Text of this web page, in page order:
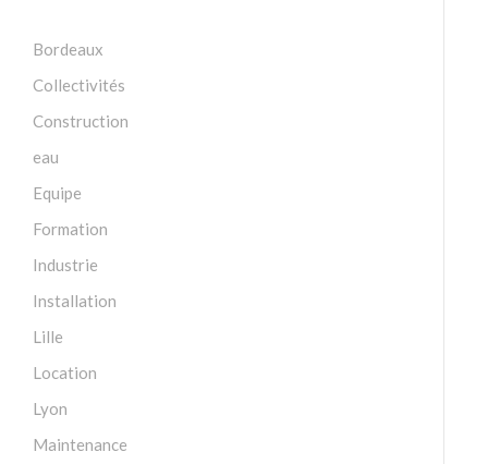
Bordeaux
Collectivités
Construction
eau
Equipe
Formation
Industrie
Installation
Lille
Location
Lyon
Maintenance